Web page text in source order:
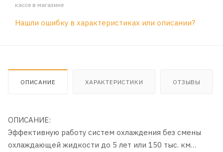
кассе в магазине
Нашли ошибку в характеристиках или описании?
ОПИСАНИЕ ХАРАКТЕРИСТИКИ ОТЗЫВЫ
ОПИСАНИЕ:
Эффективную работу систем охлаждения без смены
охлаждающей жидкости до 5 лет или 150 тыс. км